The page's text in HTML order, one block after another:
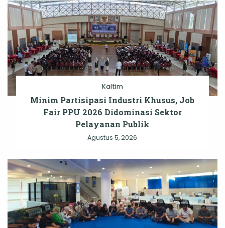
Kaltim
Minim Partisipasi Industri Khusus, Job
Fair PPU 2026 Didominasi Sektor
Pelayanan Publik
Agustus 5, 2026